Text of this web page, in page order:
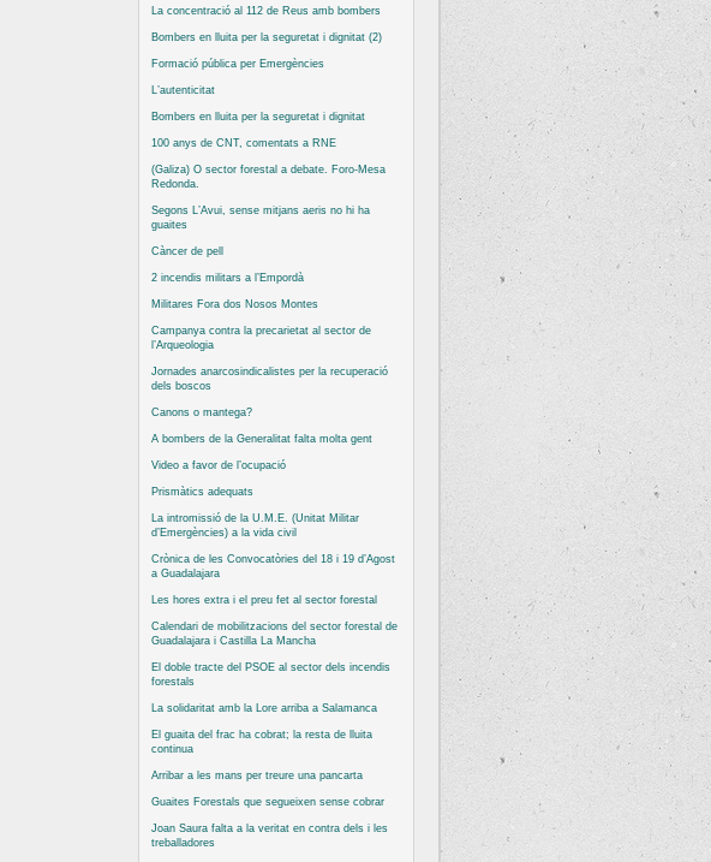
La concentració al 112 de Reus amb bombers
Bombers en lluita per la seguretat i dignitat (2)
Formació pública per Emergències
L’autenticitat
Bombers en lluita per la seguretat i dignitat
100 anys de CNT, comentats a RNE
(Galiza) O sector forestal a debate. Foro-Mesa
Redonda.
Segons L’Avui, sense mitjans aeris no hi ha
guaites
Càncer de pell
2 incendis militars a l’Empordà
Militares Fora dos Nosos Montes
Campanya contra la precarietat al sector de
l’Arqueologia
Jornades anarcosindicalistes per la recuperació
dels boscos
Canons o mantega?
A bombers de la Generalitat falta molta gent
Video a favor de l’ocupació
Prismàtics adequats
La intromissió de la U.M.E. (Unitat Militar
d’Emergències) a la vida civil
Crònica de les Convocatòries del 18 i 19 d’Agost
a Guadalajara
Les hores extra i el preu fet al sector forestal
Calendari de mobilitzacions del sector forestal de
Guadalajara i Castilla La Mancha
El doble tracte del PSOE al sector dels incendis
forestals
La solidaritat amb la Lore arriba a Salamanca
El guaita del frac ha cobrat; la resta de lluita
continua
Arribar a les mans per treure una pancarta
Guaites Forestals que segueixen sense cobrar
Joan Saura falta a la veritat en contra dels i les
treballadores